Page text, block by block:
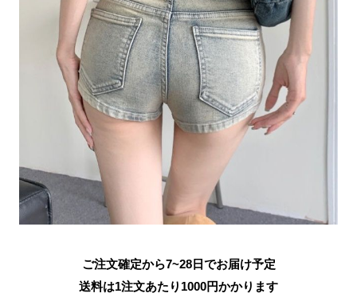
ご注文確定から7~28日でお届け予定
送料は1注文あたり 1000円かかります